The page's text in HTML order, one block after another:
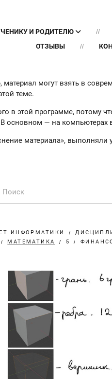
И РОДИТЕЛЮ
ОТЗЫВЫ
могут взять в
теме.
в этой программе, потому
основном — на компьютерах
материала»,
ИНФОРМАТИКИ
МАТЕМАТИКА 5